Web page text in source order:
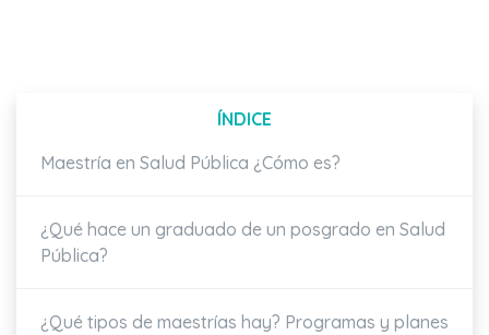
ÍNDICE
Maestría en Salud Pública ¿Cómo es?
¿Qué hace un graduado de un posgrado en Salud
Pública?
¿Qué tipos de maestrías hay? Programas y planes